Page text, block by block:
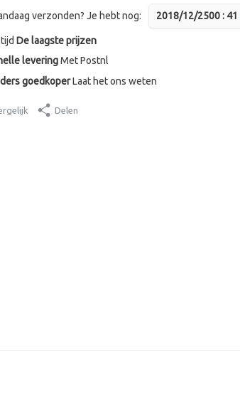
verzonden? Je hebt nog: 2018/12/2500: 41
De laagste prijzen
leveringMet Postnl
goedkoperLaat het ons weten
Delen